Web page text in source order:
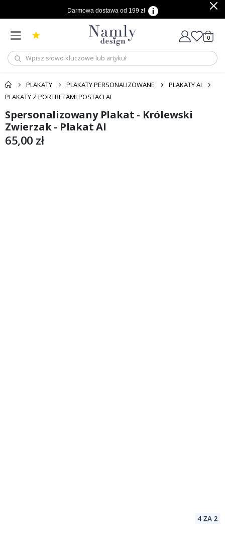
Darmowa dostawa od 199 zł
Cart
0
PLAKATY PLAKATY PERSONALIZOWANE
PLAKATY AI
PLAKATY Z PORTRETAMI POSTACI AI
Przejdź
na
koniec
galerii
Przejdź
na
początek
galerii
Spersonalizowany Plakat - Królewski
Zwierzak - Plakat AI
65,00 zł